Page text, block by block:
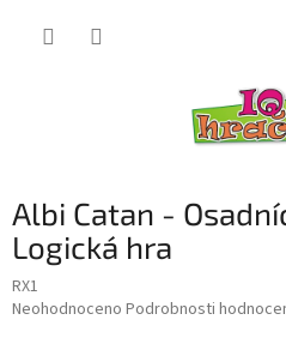
Albi Catan -
Logická hra
RX1
Průměrné
Neohodnoceno Podrobnosti